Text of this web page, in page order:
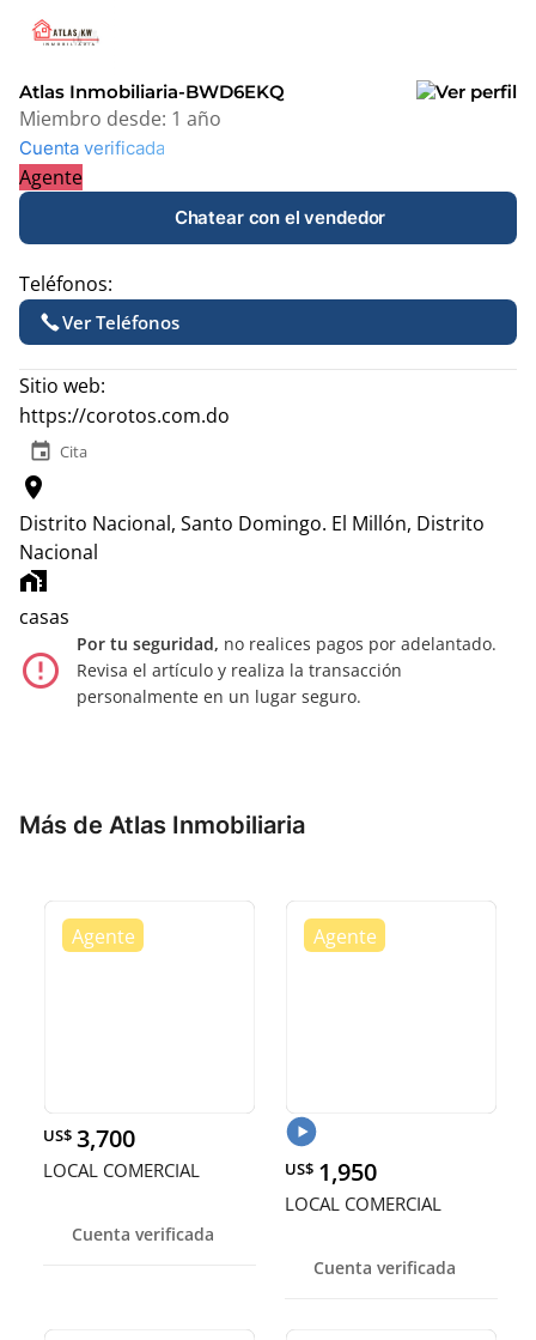
+
−
Atlas Inmobiliaria-BWD6EKQ
Miembro desde: 1 año
Cuenta verificada
Agente
Chatear con el vendedor
Teléfonos:
Ver Teléfonos
Sitio web:
https://corotos.com.do
event Cita
location_on
Distrito Nacional, Santo Domingo. El Millón, Distrito
Nacional
home_work
casas
error_outline
Por tu seguridad, no realices pagos por adelantado.
Revisa el artículo y realiza la transacción
personalmente en un lugar seguro.
Más de Atlas Inmobiliaria
US$ 3,700
LOCAL COMERCIAL
Cuenta verificada
US$ 1,950
LOCAL COMERCIAL
Cuenta verificada